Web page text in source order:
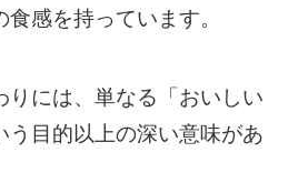
感を持っています。
りには、単なる「おいしい
う目的以上の深い意味があ